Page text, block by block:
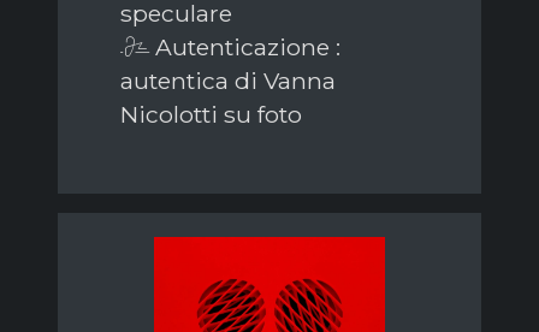
speculare
Autenticazione :
autentica di Vanna
Nicolotti su foto